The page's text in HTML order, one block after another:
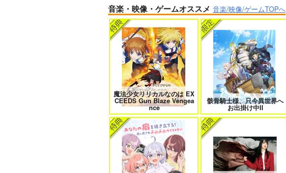
孤独だった国民的美少女の妹を一
晩泊めたら懐かれた
人狼機ウィンヴルガ ー叛逆篇ー 5
音楽・映像・ゲームオススメ 音楽/映像/ゲームTOPへ
魔法少女リリカルなのは EX
CEEDS Gun Blaze Vengea
nce
骸骨騎士様、只今異世界へ
お出掛け中II